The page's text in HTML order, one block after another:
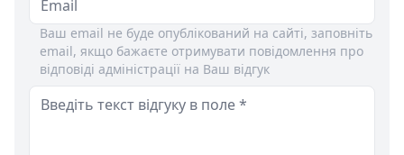
Ваш email не буде опублікований на сайті, заповніть
email, якщо бажаєте отримувати повідомлення про
відповіді адміністрації на Ваш відгук